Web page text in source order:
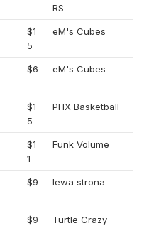
RS
$1
5
eM's Cubes
$6 eM's Cubes
$1
5
PHX Basketball
$1
1
Funk Volume
$9 lewa strona
$9 Turtle Crazy